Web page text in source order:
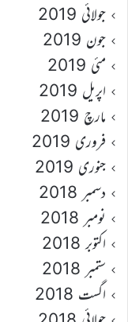
جولائی 2019
جون 2019
مئی 2019
اپریل 2019
مارچ 2019
فروری 2019
جنوری 2019
دسمبر 2018
نومبر 2018
اکتوبر 2018
ستمبر 2018
اگست 2018